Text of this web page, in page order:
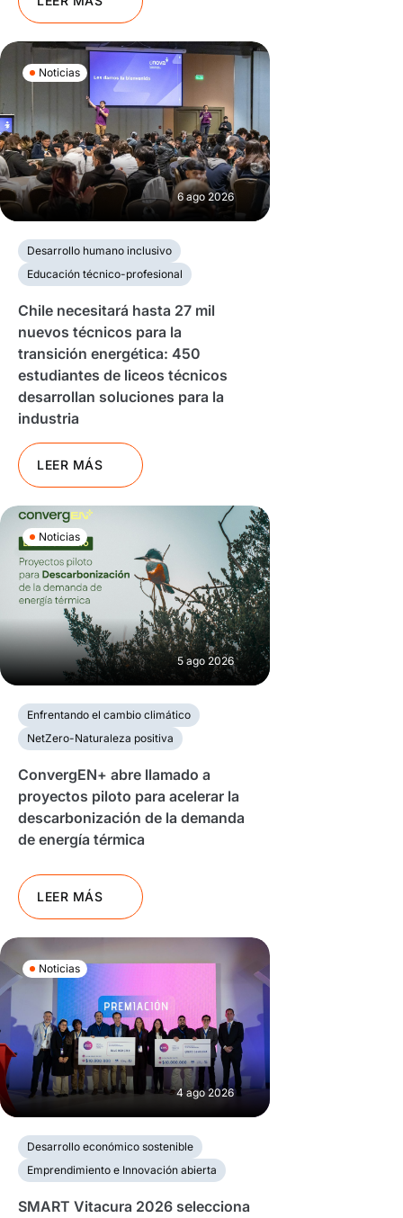
Noticias
6 ago 2026
Desarrollo humano inclusivo
Educación técnico-profesional
Chile necesitará hasta 27 mil
nuevos técnicos para la
transición energética: 450
estudiantes de liceos técnicos
desarrollan soluciones para la
industria
LEER MÁS
Noticias
5 ago 2026
Enfrentando el cambio climático
NetZero-Naturaleza positiva
ConvergEN+ abre llamado a
proyectos piloto para acelerar la
descarbonización de la demanda
de energía térmica
LEER MÁS
Noticias
4 ago 2026
Desarrollo económico sostenible
Emprendimiento e Innovación abierta
SMART Vitacura 2026 selecciona